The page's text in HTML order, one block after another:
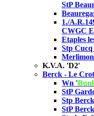
StP
1./
CWGC
Etaples
Stp
K.V.A. 'D2'
Berck - Le
Wn '
StP
Stp
StP